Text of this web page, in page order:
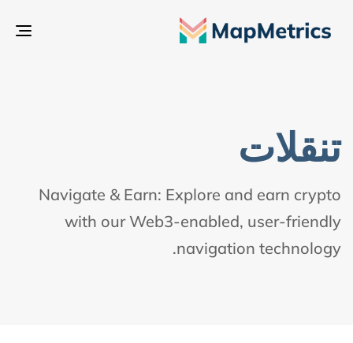
تنقلات
Navigate & Earn: Explore and earn crypto
with our Web3-enabled, user-friendly
navigation technology.